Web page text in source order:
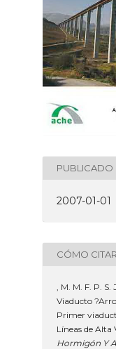
PUBLICADO
2007-01-01
CÓMO CITAR
, M. M. F. P.
Viaducto
Primer
Líneas de Alta
Hormigón Y